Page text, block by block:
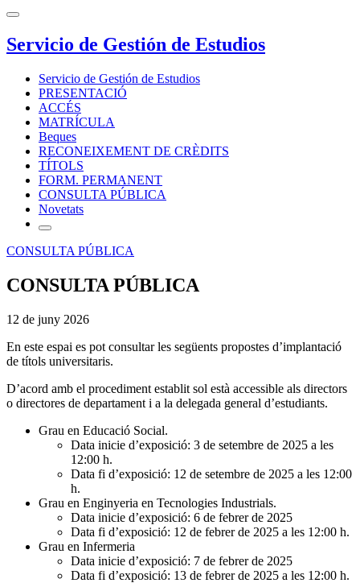
Servicio de Gestión de Estudios
Servicio de Gestión de Estudios
PRESENTACIÓ
ACCÉS
MATRÍCULA
Beques
RECONEIXEMENT DE CRÈDITS
TÍTOLS
FORM. PERMANENT
CONSULTA PÚBLICA
Novetats
CONSULTA PÚBLICA
CONSULTA PÚBLICA
12 de juny 2026
En este espai es pot consultar les següents propostes d’implantació
de títols universitaris.
D’acord amb el procediment establit sol està accessible als directors
o directores de departament i a la delegada general d’estudiants.
Grau en Educació Social.
Data inicie d’exposició: 3 de setembre de 2025 a les
12:00 h.
Data fi d’exposició: 12 de setembre de 2025 a les 12:00
h.
Grau en Enginyeria en Tecnologies Industrials.
Data inicie d’exposició: 6 de febrer de 2025
Data fi d’exposició: 12 de febrer de 2025 a les 12:00 h.
Grau en Infermeria
Data inicie d’exposició: 7 de febrer de 2025
Data fi d’exposició: 13 de febrer de 2025 a les 12:00 h.